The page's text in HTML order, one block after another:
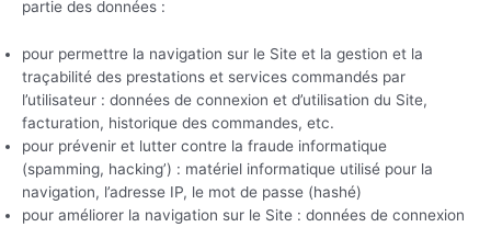
partie des données :
pour permettre la navigation sur le Site et la gestion et la
traçabilité des prestations et services commandés par
l’utilisateur : données de connexion et d’utilisation du Site,
facturation, historique des commandes, etc.
pour prévenir et lutter contre la fraude informatique
(spamming, hacking’) : matériel informatique utilisé pour la
navigation, l’adresse IP, le mot de passe (hashé)
pour améliorer la navigation sur le Site : données de connexion